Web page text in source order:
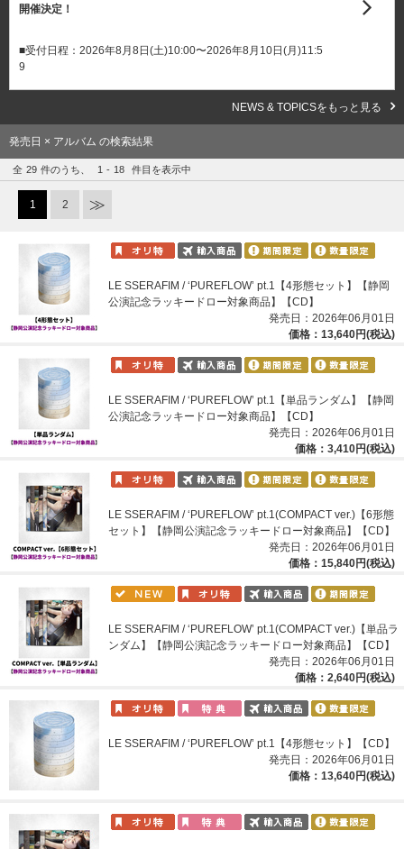
開催決定！
■受付日程：2026年8月8日(土)10:00〜2026年8月10日(月)11:5
9
NEWS & TOPICSをもっと見る
発売日 × アルバム の検索結果
全 29 件のうち、 1 - 18 件目を表示中
1 2
LE SSERAFIM / ‘PUREFLOW’ pt.1【4形態セット】【静岡
公演記念ラッキードロー対象商品】【CD】
発売日：2026年06月01日
価格：13,640円(税込)
LE SSERAFIM / ‘PUREFLOW’ pt.1【単品ランダム】【静岡
公演記念ラッキードロー対象商品】【CD】
発売日：2026年06月01日
価格：3,410円(税込)
LE SSERAFIM / ‘PUREFLOW’ pt.1(COMPACT ver.)【6形態
セット】【静岡公演記念ラッキードロー対象商品】【CD】
発売日：2026年06月01日
価格：15,840円(税込)
LE SSERAFIM / ‘PUREFLOW’ pt.1(COMPACT ver.)【単品ラ
ンダム】【静岡公演記念ラッキードロー対象商品】【CD】
発売日：2026年06月01日
価格：2,640円(税込)
LE SSERAFIM / ‘PUREFLOW’ pt.1【4形態セット】【CD】
発売日：2026年06月01日
価格：13,640円(税込)